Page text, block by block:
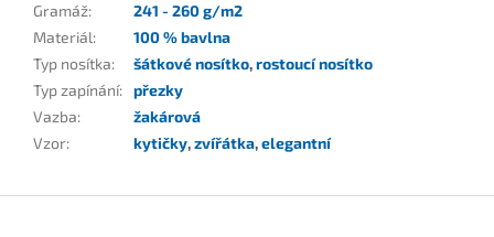
Gramáž:
241 - 260 g/m2
Materiál:
100 % bavlna
Typ nosítka: šátkové nosítko,rostoucí nosítko
Typ zapínání: přezky
Vazba:
žakárová
Vzor: kytičky,zvířátka,elegantní